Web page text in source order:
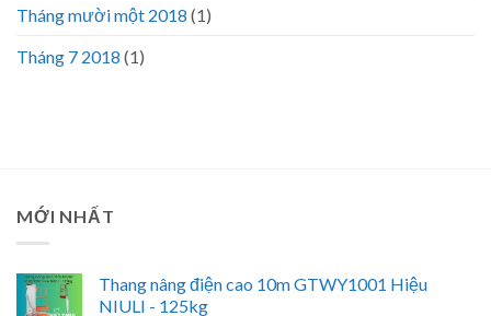
Tháng mười một 2018 (1)
Tháng 7 2018 (1)
MỚI NHẤT
Thang nâng điện cao 10m GTWY1001 Hiệu
NIULI - 125kg